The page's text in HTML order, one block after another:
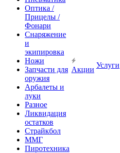
Оптика /
Прицелы /
Фонари
Снаряжение
и
экипировка
Ножи
Запчасти для
оружия
Арбалеты и
луки
Разное
Ликвидация
остатков
Страйкбол
ММГ
Пиротехника
Акции
Услуги